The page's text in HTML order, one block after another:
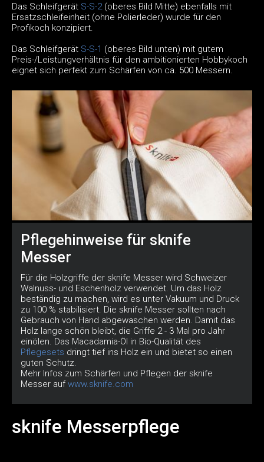
Das Schleifgerät S-S-2 (oberes Bild Mitte) ebenfalls mit
Ersatzschleifeinheit (ohne Polierleder) wurde für den
Profikoch konzipiert.
Das Schleifgerät S-S-1 (oberes Bild unten) mit gutem
Preis-/Leistungverhältnis für den ambitionierten Hobbykoch
eignet sich perfekt zum Schärfen von ca. 500 Messern.
Pflegehinweise für sknife
Messer
Für die Holzgriffe der sknife Messer wird Schweizer
Walnuss- und Eschenholz verwendet. Um das Holz
beständig zu machen, wird es unter Vakuum und Druck
zu 100 % stabilisiert. Die sknife Messer sollten nach
Gebrauch von Hand abgewaschen werden. Damit das
Holz lange schön bleibt, die Griffe 2 - 3 Mal pro Jahr
einölen. Das Macadamia-Öl in Bio-Qualität des
Pflegesets dringt tief ins Holz ein und bietet so einen
guten Schutz.
Mehr Infos zum Schärfen und Pflegen der sknife
Messer aufwww.sknife.com
sknife Messerpflege